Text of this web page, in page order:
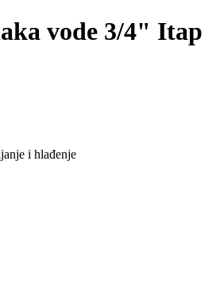
vode 3/4" Itap
i hlađenje